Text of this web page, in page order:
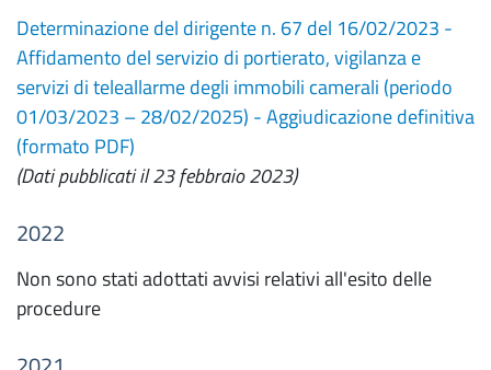
Determinazione del dirigente n. 67 del 16/02/2023 -
Affidamento del servizio di portierato, vigilanza e
servizi di teleallarme degli immobili camerali (periodo
01/03/2023 – 28/02/2025) - Aggiudicazione definitiva
(formato PDF)
(Dati pubblicati il 23 febbraio 2023)
2022
Non sono stati adottati avvisi relativi all'esito delle
procedure